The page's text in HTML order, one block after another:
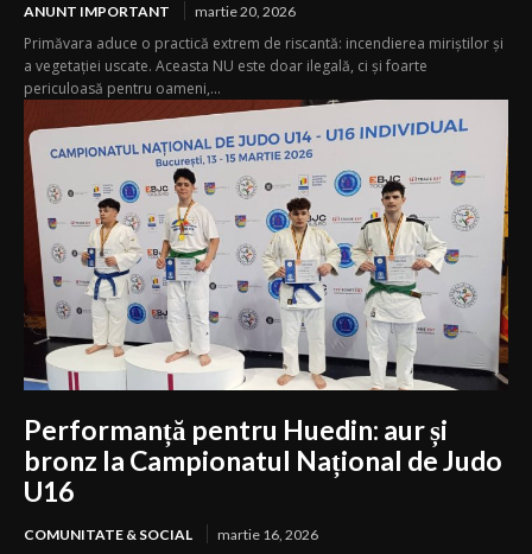
ANUNT IMPORTANT martie 20, 2026
Primăvara aduce o practică extrem de riscantă: incendierea miriștilor și
a vegetației uscate. Aceasta NU este doar ilegală, ci și foarte
periculoasă pentru oameni,...
Performanță pentru Huedin: aur și
bronz la Campionatul Național de Judo
U16
COMUNITATE & SOCIAL martie 16, 2026